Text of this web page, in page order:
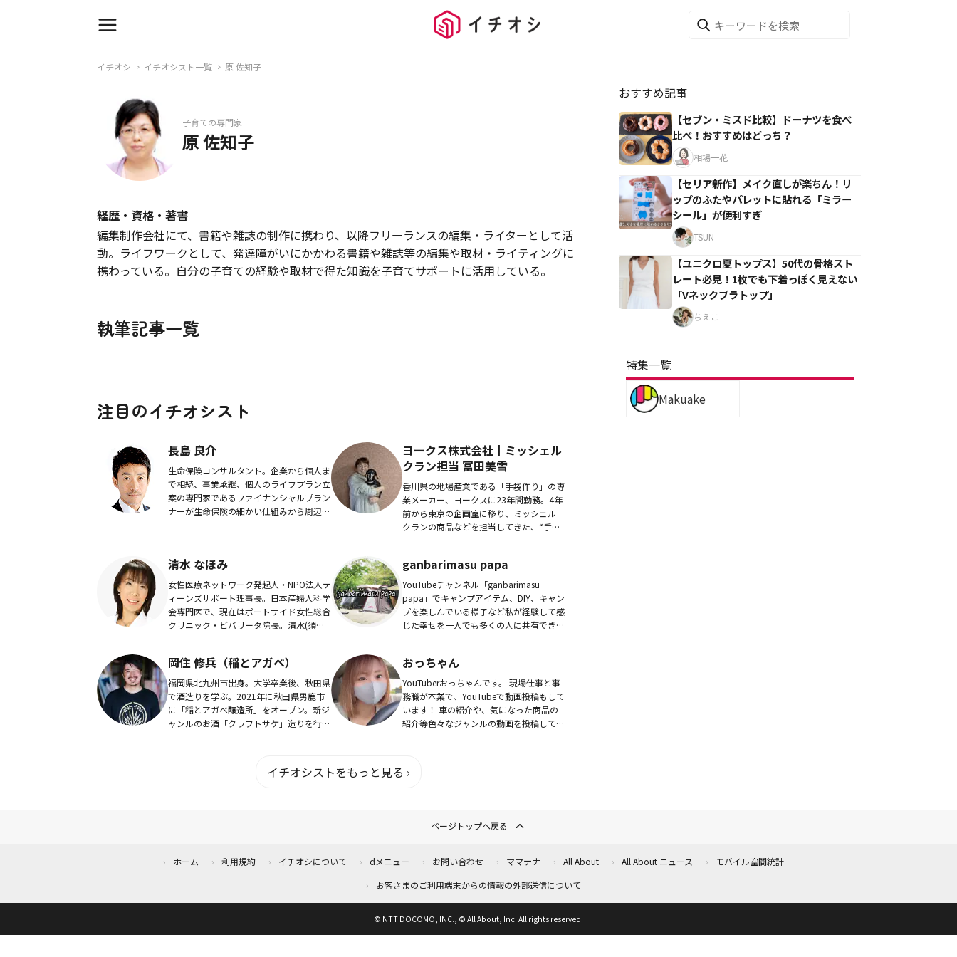
イチオシ イチオシスト一覧 原 佐知子
子育ての専門家
原 佐知子
経歴・資格・著書
編集制作会社にて、書籍や雑誌の制作に携わり、以降フリーランスの編集・ライターとして活
動。ライフワークとして、発達障がいにかかわる書籍や雑誌等の編集や取材・ライティングに
携わっている。自分の子育ての経験や取材で得た知識を子育てサポートに活用している。
執筆記事一覧
注目のイチオシスト
長島 良介
生命保険コンサルタント。企業から個人ま
で相続、事業承継、個人のライフプラン立
案の専門家であるファイナンシャルプラン
ナーが生命保険の細かい仕組みから周辺知
ヨークス株式会社┃ミッシェル
クラン担当 冨田美雪
香川県の地場産業である「手袋作り」の専
業メーカー、ヨークスに23年間勤務。4年
前から東京の企画室に移り、ミッシェル
クランの商品などを担当してきた、“手袋
「UV手袋」に...
清水 なほみ
女性医療ネットワーク発起人・NPO法人テ
ィーンズサポート理事長。日本産婦人科学
会専門医で、現在はポートサイド女性総合
クリニック・ビバリータ院長。清水(須藤)
ganbarimasu papa
YouTubeチャンネル「ganbarimasu
papa」でキャンプアイテム、DIY、キャン
プを楽しんでいる様子など私が経験して感
じた幸せを一人でも多くの人に共有できた
​​岡住 修兵（稲とアガベ）
福岡県北九州市出身。大学卒業後、秋田県
で酒造りを学ぶ。2021年に秋田県男鹿市
に「稲とアガベ醸造所」をオープン。新ジ
ャンルのお酒「クラフトサケ」造りを行う
おっちゃん
YouTuberおっちゃんです。 現場仕事と事
務職が本業で、YouTubeで動画投稿もして
います！ 車の紹介や、気になった商品の
紹介等色々なジャンルの動画を投稿してい
イチオシストをもっと見る ›
おすすめ記事
【セブン・ミスド比較】ドーナツを食べ
比べ！おすすめはどっち？
相場一花
【セリア新作】メイク直しが楽ちん！リ
ップのふたやパレットに貼れる「ミラー
シール」が便利すぎ
TSUN
【ユニクロ夏トップス】50代の骨格スト
レート必見！1枚でも下着っぽく見えない
「Vネックブラトップ」
ちえこ
特集一覧
Makuake
ページトップへ戻る
ホーム 利用規約 イチオシについて dメニュー お問い合わせ ママテナ All About All About ニュース
モバイル空間統計
お客さまのご利用端末からの情報の外部送信について
© NTT DOCOMO, INC., © All About, Inc. All rights reserved.